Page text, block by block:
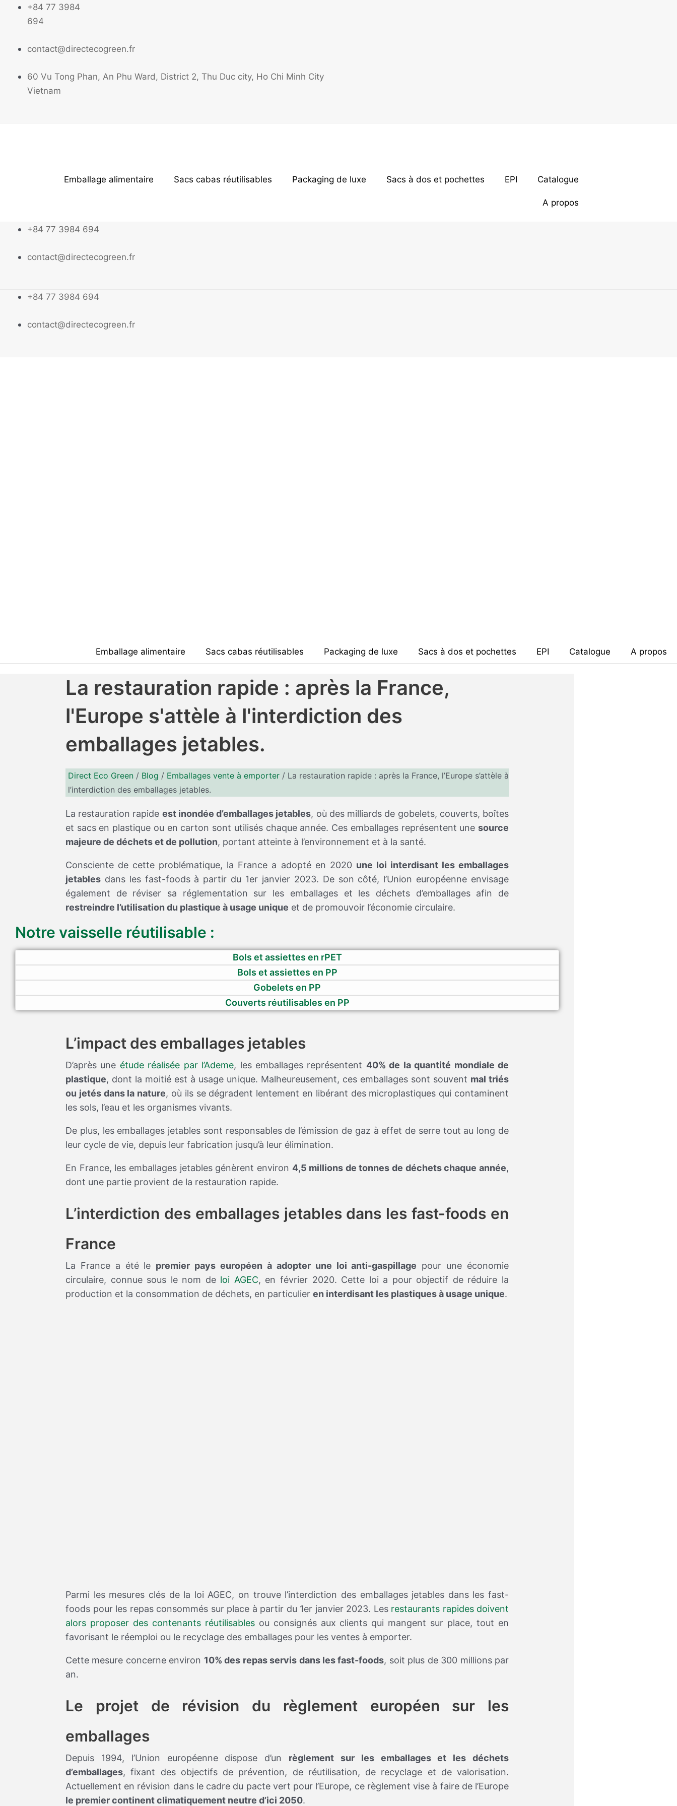
+84 77 3984
694
contact@directecogreen.fr
60 Vu Tong Phan, An Phu Ward, District 2, Thu Duc city, Ho Chi Minh City
Vietnam
Emballage alimentaire Sacs cabas réutilisables Packaging de luxe Sacs à dos et pochettes EPI Catalogue
A propos
+84 77 3984 694
contact@directecogreen.fr
+84 77 3984 694
contact@directecogreen.fr
Emballage alimentaire Sacs cabas réutilisables Packaging de luxe Sacs à dos et pochettes EPI Catalogue A propos
La restauration rapide : après la France,
l'Europe s'attèle à l'interdiction des
emballages jetables.
Direct Eco Green / Blog / Emballages vente à emporter / La restauration rapide : après la France, l’Europe s’attèle à
l’interdiction des emballages jetables.
La restauration rapide est inondée d’emballages jetables, où des milliards de gobelets, couverts, boîtes
et sacs en plastique ou en carton sont utilisés chaque année. Ces emballages représentent une source
majeure de déchets et de pollution, portant atteinte à l’environnement et à la santé.
Consciente de cette problématique, la France a adopté en 2020 une loi interdisant les emballages
jetables dans les fast-foods à partir du 1er janvier 2023. De son côté, l’Union européenne envisage
également de réviser sa réglementation sur les emballages et les déchets d’emballages afin de
restreindre l’utilisation du plastique à usage unique et de promouvoir l’économie circulaire.
Notre vaisselle réutilisable :
Bols et assiettes en rPET
Bols et assiettes en PP
Gobelets en PP
Couverts réutilisables en PP
L’impact des emballages jetables
D’après une étude réalisée par l’Ademe, les emballages représentent 40% de la quantité mondiale de
plastique, dont la moitié est à usage unique. Malheureusement, ces emballages sont souvent mal triés
ou jetés dans la nature, où ils se dégradent lentement en libérant des microplastiques qui contaminent
les sols, l’eau et les organismes vivants.
De plus, les emballages jetables sont responsables de l’émission de gaz à effet de serre tout au long de
leur cycle de vie, depuis leur fabrication jusqu’à leur élimination.
En France, les emballages jetables génèrent environ 4,5 millions de tonnes de déchets chaque année,
dont une partie provient de la restauration rapide.
L’interdiction des emballages jetables dans les fast-foods en
France
La France a été le premier pays européen à adopter une loi anti-gaspillage pour une économie
circulaire, connue sous le nom de loi AGEC, en février 2020. Cette loi a pour objectif de réduire la
production et la consommation de déchets, en particulier en interdisant les plastiques à usage unique.
Parmi les mesures clés de la loi AGEC, on trouve l’interdiction des emballages jetables dans les fast-
foods pour les repas consommés sur place à partir du 1er janvier 2023. Les restaurants rapides doivent
alors proposer des contenants réutilisablesou consignés aux clients qui mangent sur place, tout en
favorisant le réemploi ou le recyclage des emballages pour les ventes à emporter.
Cette mesure concerne environ 10% des repas servis dans les fast-foods, soit plus de 300 millions par
an.
Le projet de révision du règlement européen sur les
emballages
Depuis 1994, l’Union européenne dispose d’un règlement sur les emballages et les déchets
d’emballages, fixant des objectifs de prévention, de réutilisation, de recyclage et de valorisation.
Actuellement en révision dans le cadre du pacte vert pour l’Europe, ce règlement vise à faire de l’Europe
le premier continent climatiquement neutre d’ici 2050.